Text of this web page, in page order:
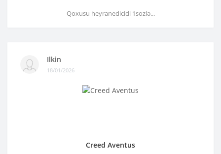
Qoxusu heyranedicidi 1sozlə...
Ilkin
18/01/2026
Creed Aventus